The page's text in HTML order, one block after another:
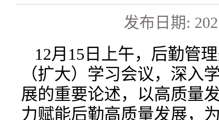
发布日期:
12月15日上午，后勤管
（扩大）学习会议，深入
展的重要论述，以高质量
力赋能后勤高质量发展，